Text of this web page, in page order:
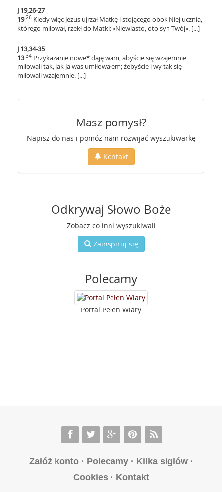
J 19,26-27
1926 Kiedy więc Jezus ujrzał Matkę i stojącego obok Niej ucznia,
którego miłował, rzekł do Matki: «Niewiasto, oto syn Twój». [...]
J 13,34-35
13 34 Przykazanie nowe* daję wam, abyście się wzajemnie
miłowali tak, jak Ja was umiłowałem; żebyście i wy tak się
miłowali wzajemnie. [...]
Masz pomysł?
Napisz do nas i pomóż nam rozwijać wyszukiwarkę
Kontakt
Odkrywaj Słowo Boże
Zobacz co inni wyszukiwali
Zainspiruj się
Polecamy
Portal Pełen Wiary
Załóż konto· Polecamy· Kilka siglów·
Cookies· Kontakt